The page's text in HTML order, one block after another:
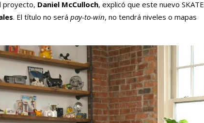
proyecto, Daniel McCulloch, explicó que este nuevo SKATE
. El título no será pay-to-win, no tendrá niveles o mapas